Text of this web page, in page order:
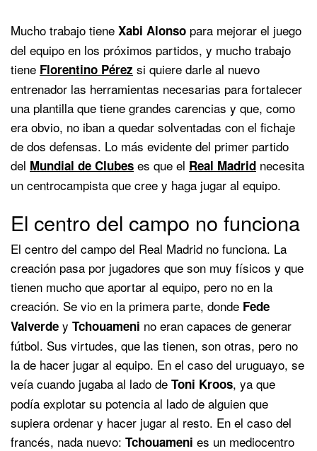
Mucho trabajo tiene Xabi Alonso para mejorar el juego
del equipo en los próximos partidos, y mucho trabajo
tiene Florentino Pérez si quiere darle al nuevo
entrenador las herramientas necesarias para fortalecer
una plantilla que tiene grandes carencias y que, como
era obvio, no iban a quedar solventadas con el fichaje
de dos defensas. Lo más evidente del primer partido
del Mundial de Clubes es que el Real Madrid necesita
un centrocampista que cree y haga jugar al equipo.
El centro del campo no funciona
El centro del campo del Real Madrid no funciona. La
creación pasa por jugadores que son muy físicos y que
tienen mucho que aportar al equipo, pero no en la
creación. Se vio en la primera parte, donde Fede
Valverde y Tchouameni no eran capaces de generar
fútbol. Sus virtudes, que las tienen, son otras, pero no
la de hacer jugar al equipo. En el caso del uruguayo, se
veía cuando jugaba al lado de Toni Kroos, ya que
podía explotar su potencia al lado de alguien que
supiera ordenar y hacer jugar al resto. En el caso del
francés, nada nuevo: Tchouameni es un mediocentro